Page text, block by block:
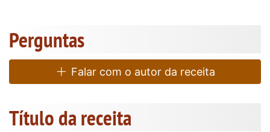
Perguntas
Falar com o autor da receita
Título da receita